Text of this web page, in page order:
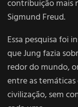
contribuição mais
Sigmund Freud.
Essa pesquisa foi
que Jung fazia
redor do mundo,
entre as
civilização, sem